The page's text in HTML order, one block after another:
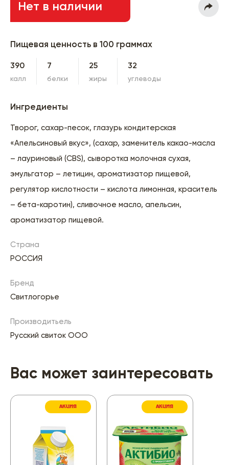
Нет в наличии
Пищевая ценность в 100 граммах
390
калл
7
белки
25
жиры
32
углеводы
Ингредиенты
Творог, сахар-песок, глазурь кондитерская
«Апельсиновый вкус», (сахар, заменитель какао-масла
– лауриновый (CBS), сыворотка молочная сухая,
эмульгатор – летицин, ароматизатор пищевой,
регулятор кислотности – кислота лимонная, краситель
– бета-каротин), сливочное масло, апельсин,
ароматизатор пищевой.
Страна
РОССИЯ
Бренд
Свитлогорье
Производитьель
Русский свиток ООО
Вас может заинтересовать
АКЦИЯ АКЦИЯ